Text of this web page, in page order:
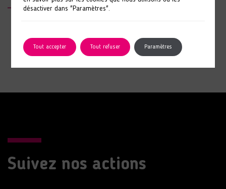
LIRE L'ARTICLE
Suivez nos actions
désactiver dans "Paramètres".
Tout accepter Tout refuser Paramètres